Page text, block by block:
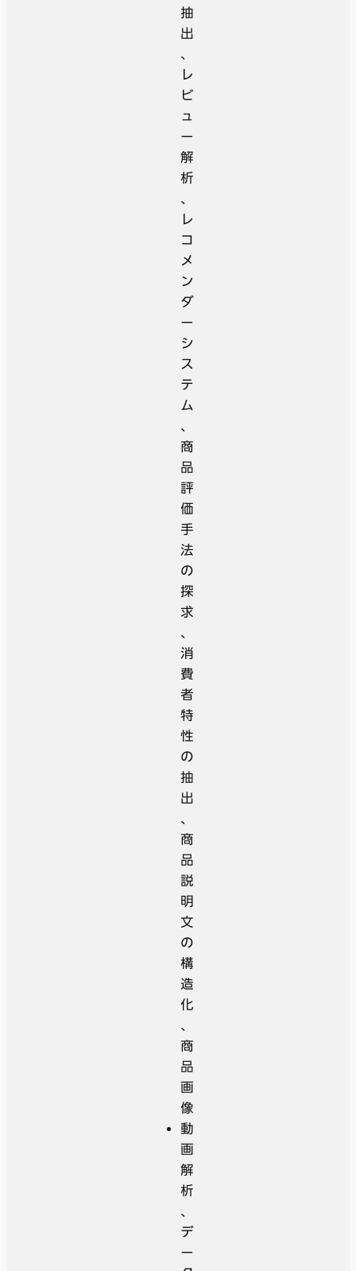
抽
出
、
レ
ビ
ュ
ー
解
析
、
レ
コ
メ
ン
ダ
ー
シ
ス
テ
ム
、
商
品
評
価
手
法
の
探
求
、
消
費
者
特
性
の
抽
出
、
商
品
説
明
文
の
構
造
化
、
商
品
画
像
動
画
解
析
、
デ
ー